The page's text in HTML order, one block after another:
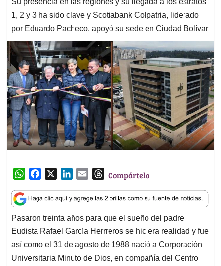
Su presencia en las regiones y su llegada a los estratos
1, 2 y 3 ha sido clave y Scotiabank Colpatria, liderado
por Eduardo Pacheco, apoyó su sede en Ciudad Bolívar
W
a
t
s
A
p
p
c
e
b
o
o
k
n
k
e
d
I
n
a
i
l
T
r
e
a
d
s
Compártelo
Pasaron treinta años para que el sueño del padre
Eudista Rafael García Herrreros se hiciera realidad y fue
así como el 31 de agosto de 1988 nació a Corporación
Universitaria Minuto de Dios, en compañía del Centro